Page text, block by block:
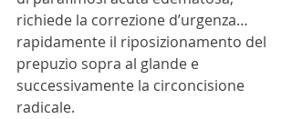
richiede la correzione d’urgenza…
rapidamente il riposizionamento del
prepuzio sopra al glande e
successivamente la circoncisione
radicale.